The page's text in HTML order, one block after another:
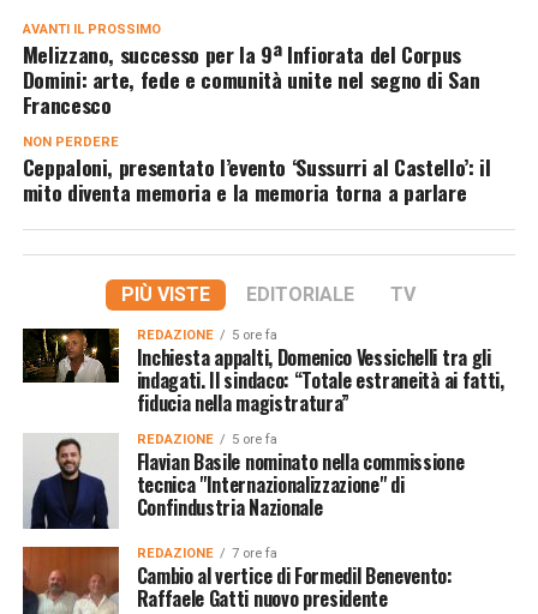
AVANTI IL ​​PROSSIMO
Melizzano, successo per la 9ª Infiorata del Corpus
Domini: arte, fede e comunità unite nel segno di San
Francesco
NON PERDERE
Ceppaloni, presentato l’evento ‘Sussurri al Castello’: il
mito diventa memoria e la memoria torna a parlare
PIÙ VISTE EDITORIALE TV
REDAZIONE 5 ore fa
Inchiesta appalti, Domenico Vessichelli tra gli
indagati. Il sindaco: “Totale estraneità ai fatti,
fiducia nella magistratura”
REDAZIONE 5 ore fa
Flavian Basile nominato nella commissione
tecnica "Internazionalizzazione" di
Confindustria Nazionale
REDAZIONE 7 ore fa
Cambio al vertice di Formedil Benevento:
Raffaele Gatti nuovo presidente